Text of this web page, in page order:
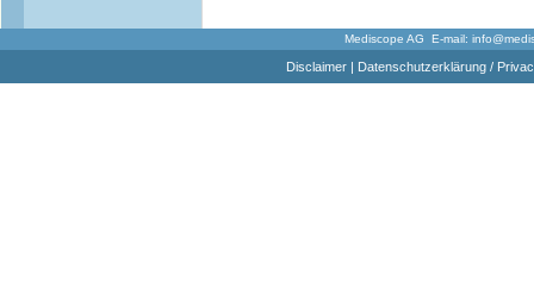
Mediscope AG E-mail:
Disclaimer| Datenschutzerklärung /